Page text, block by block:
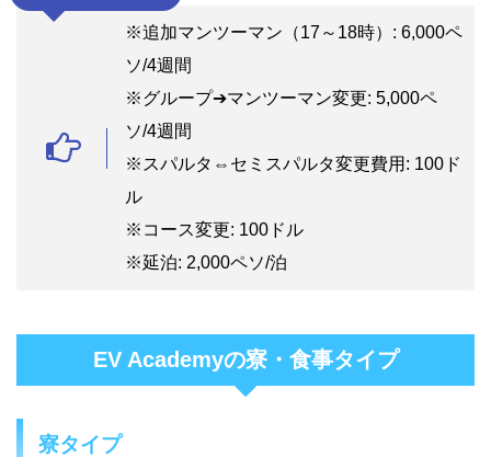
※追加マンツーマン（17～18時）: 6,000ペ
ソ/4週間
※グループ➔マンツーマン変更: 5,000ペ
ソ/4週間
※スパルタ⇔セミスパルタ変更費用: 100ド
ル
※コース変更: 100ドル
※延泊: 2,000ペソ/泊
EV Academyの寮・食事タイプ
寮タイプ